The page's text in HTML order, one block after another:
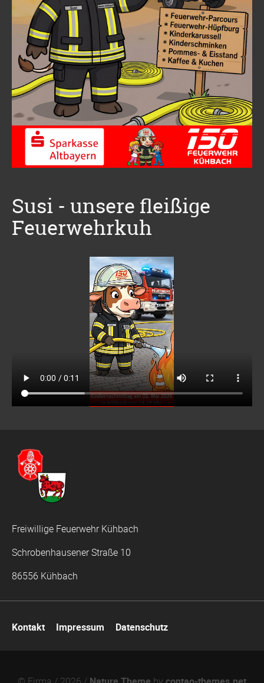
Susi - unsere fleißige
Feuerwehrkuh
Freiwillige Feuerwehr Kühbach
Schrobenhausener Straße 10
86556 Kühbach
überspringen
Kontakt Impressum Datenschutz